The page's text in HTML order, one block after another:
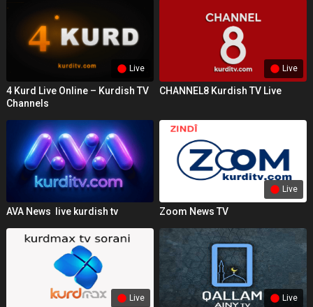
Live
4 Kurd Live Online – Kurdish TV
Channels
Live
CHANNEL8 Kurdish TV Live
AVA News live kurdish tv
Live
Zoom News TV
Live Live